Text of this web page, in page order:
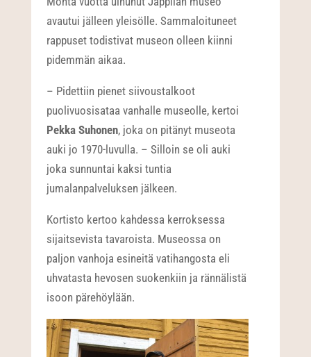
avautui jälleen yleisölle. Sammaloituneet
rappuset todistivat museon olleen kiinni
pidemmän aikaa.
– Pidettiin pienet siivoustalkoot
puolivuosisataa vanhalle museolle, kertoi
Pekka Suhonen, joka on pitänyt museota
auki jo 1970-luvulla. – Silloin se oli auki
joka sunnuntai kaksi tuntia
jumalanpalveluksen jälkeen.
Kortisto kertoo kahdessa kerroksessa
sijaitsevista tavaroista. Museossa on
paljon vanhoja esineitä vatihangosta eli
uhvatasta hevosen suokenkiin ja rännälistä
isoon pärehöylään.